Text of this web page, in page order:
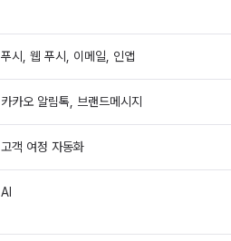
푸시, 웹 푸시, 이메일, 인앱
카카오 알림톡, 브랜드메시지
고객 여정 자동화
AI